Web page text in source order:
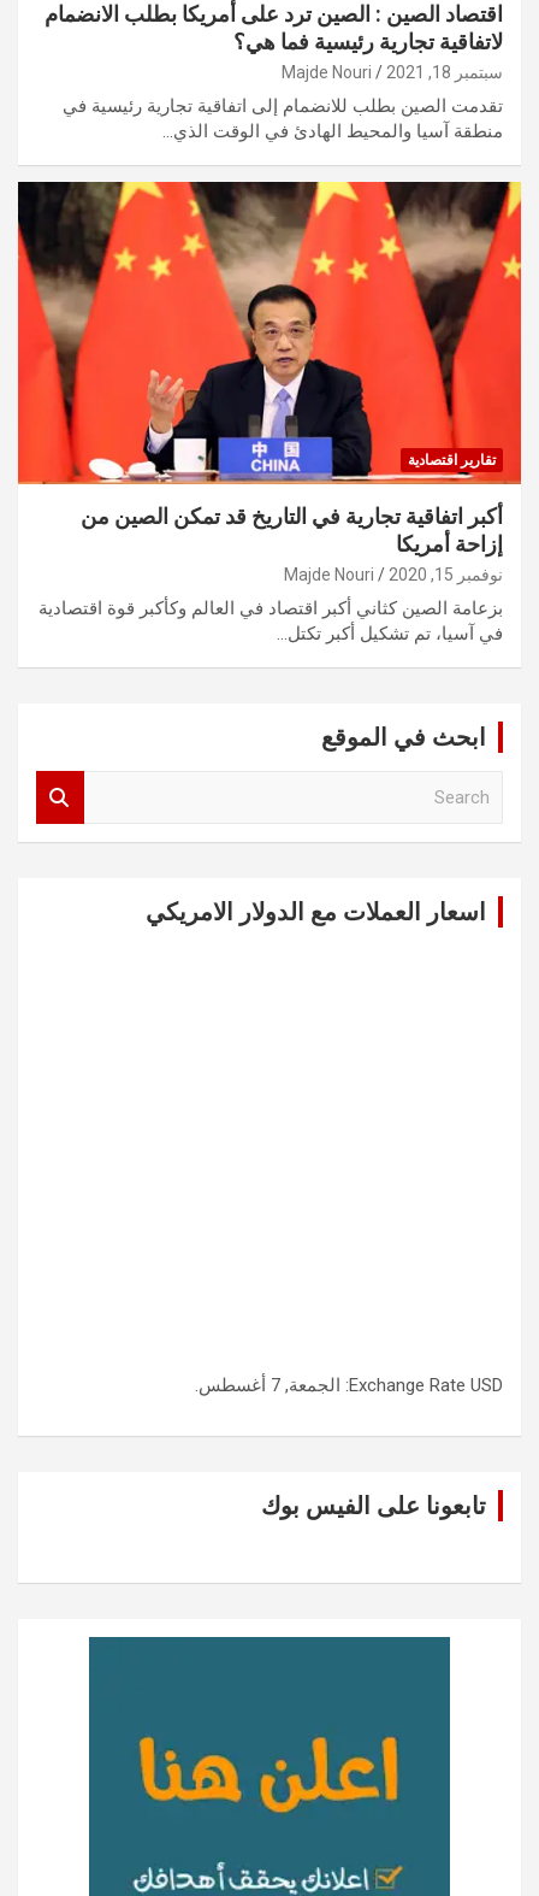
اقتصاد الصين : الصين ترد على أمريكا بطلب الانضمام
لاتفاقية تجارية رئيسية فما هي؟
سبتمبر 18, 2021 Majde Nouri
تقدمت الصين بطلب للانضمام إلى اتفاقية تجارية رئيسية في
منطقة آسيا والمحيط الهادئ في الوقت الذي…
تقارير اقتصادية
أكبر اتفاقية تجارية في التاريخ قد تمكن الصين من
إزاحة أمريكا
نوفمبر 15, 2020 Majde Nouri
بزعامة الصين كثاني أكبر اقتصاد في العالم وكأكبر قوة اقتصادية
في آسيا، تم تشكيل أكبر تكتل…
ابحث في الموقع
اسعار العملات مع الدولار الامريكي
Exchange Rate USD : الجمعة, 7 أغسطس.
تابعونا على الفيس بوك